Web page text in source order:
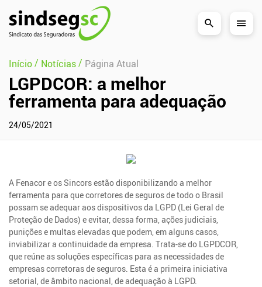
Pular Navegação (s)
Início/ Notícias/ Página Atual
LGPDCOR: a melhor
ferramenta para adequação
24/05/2021
A Fenacor e os Sincors estão disponibilizando a melhor
ferramenta para que corretores de seguros de todo o Brasil
possam se adequar aos dispositivos da LGPD (Lei Geral de
Proteção de Dados) e evitar, dessa forma, ações judiciais,
punições e multas elevadas que podem, em alguns casos,
inviabilizar a continuidade da empresa. Trata-se do LGPDCOR,
que reúne as soluções específicas para as necessidades de
empresas corretoras de seguros. Esta é a primeira iniciativa
setorial, de âmbito nacional, de adequação à LGPD.